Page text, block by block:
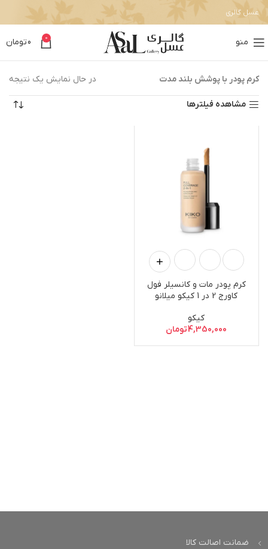
عسل گالری
منو 0
0تومان
کرم پودر با پوشش بلند مدت در حال نمایش یک نتیجه
مشاهده فیلترها
کرم پودر مات و کانسیلر فول
کاورج 2 در 1 کیکو میلانو
کیکو
4,350,000تومان
ضمانت اصالت کالا